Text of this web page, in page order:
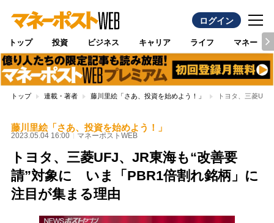
ログイン
トップ 投資 ビジネス キャリア ライフ マネー
トップ 連載・著者 藤川里絵「さあ、投資を始めよう！」 トヨタ、三菱
藤川里絵「さあ、投資を始めよう！」
2023.05.04 16:00 マネーポストWEB
トヨタ、三菱UFJ、JR東海も“改善要
請”対象に いま「PBR1倍割れ銘柄」に
注目が集まる理由